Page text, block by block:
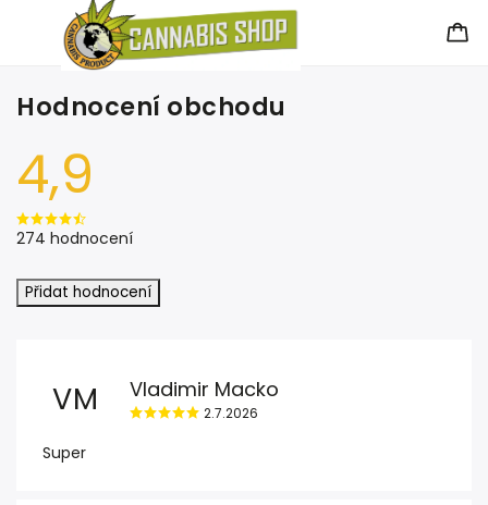
Hodnocení obchodu
4,9
274 hodnocení
Přidat hodnocení
VM Vladimir Macko
2.7.2026
Super